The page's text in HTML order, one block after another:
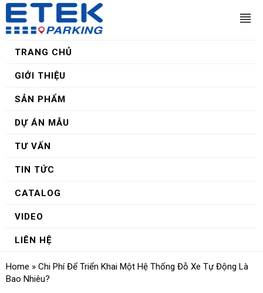
TRANG CHỦ
GIỚI THIỆU
SẢN PHẨM
DỰ ÁN MẪU
TƯ VẤN
TIN TỨC
CATALOG
VIDEO
LIÊN HỆ
Home » Chi Phí Để Triển Khai Một Hệ Thống Đỗ Xe Tự Động Là
Bao Nhiêu?